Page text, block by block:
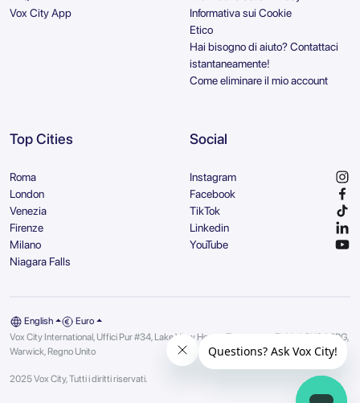
Vox City App
Informativa sui Cookie
Etico
Hai bisogno di aiuto? Contattaci
istantaneamente!
Come eliminare il mio account
Top Cities
Roma
London
Venezia
Firenze
Milano
Niagara Falls
Social
Instagram
Facebook
TikTok
Linkedin
YouTube
English
Euro
Vox City International, Uffici Pur #34, Lake View House, Tournament Fields | CV34 6RG,
Warwick, Regno Unito
2025 Vox City, Tutti i diritti riservati.